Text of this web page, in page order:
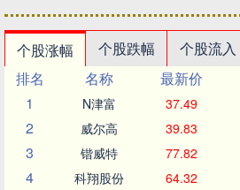
个股涨幅 个股跌幅 个股流入
排名
名称 最新价
1
N津富 37.49
2 威尔高 39.83
3 锴威特 77.82
4 科翔股份 64.32